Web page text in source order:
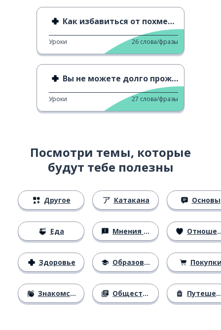
Как избавиться от похмелья
Уроки 26 слова/фразы
Вы не можете долго прожить без ○○
Уроки 27 слова/фразы
Посмотри темы, которые
будут тебе полезны
Другое
Еда
Здоровье
Знакомство
Катакана
Мнения и убеждения
Образование
Общество
Основы
Отношения
Путешествия